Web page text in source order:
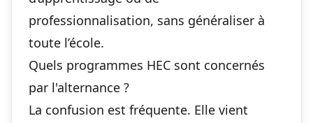
professionnalisation, sans généraliser à
toute l’école.
Quels programmes HEC sont concernés
par l'alternance ?
La confusion est fréquente. Elle vient